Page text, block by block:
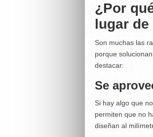
¿Por
lugar
Son muchas las
porque
destacar:
Se
Si hay algo que
permiten que no
diseñan al